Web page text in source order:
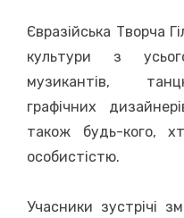
Євразійська Творча
культури з
музикантів,
графічних
також будь-кого,
особистістю.
Учасники зустрічі